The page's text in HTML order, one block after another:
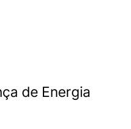
de Energia